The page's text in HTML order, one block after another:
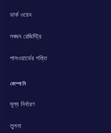
ডার্ক ওয়েব
লঙ্ঘন রেজিস্ট্রি
পাসওয়ার্ডের শক্তি
কোম্পানি
মূল্য নির্ধারণ
তুলনা